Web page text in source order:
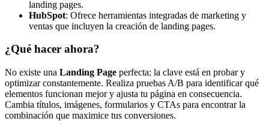
landing pages.
HubSpot: Ofrece herramientas integradas de marketing y
ventas que incluyen la creación de landing pages.
¿Qué hacer ahora?
No existe una Landing Page perfecta; la clave está en probar y
optimizar constantemente. Realiza pruebas A/B para identificar qué
elementos funcionan mejor y ajusta tu página en consecuencia.
Cambia títulos, imágenes, formularios y CTAs para encontrar la
combinación que maximice tus conversiones.